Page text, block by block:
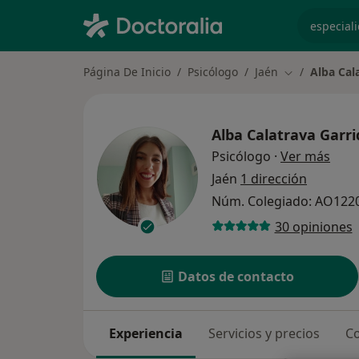
Página De Inicio Psicólogo Jaén Cambiar de
Alba
Alba Calatrava
Psicólogo · Ver más
Jaén 1 dirección
Núm. Colegiado:
30 opiniones
Datos de contacto
Experiencia Servicios y precios